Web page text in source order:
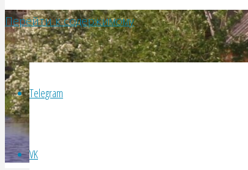
Перейти к содержимому
Telegram
VK